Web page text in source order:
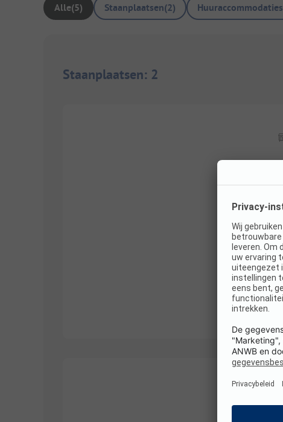
Alle(5) Staanplaatsen(2) Huuraccommodaties
Staanplaatsen: 2
Hier ontbreken nog foto's. We werken eraan